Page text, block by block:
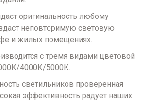
оригинальность любому
неповторимую световую
и жилых помещениях.
с тремя видами цветовой
4000К/5000К.
светильников проверенная
эффективность радует наших